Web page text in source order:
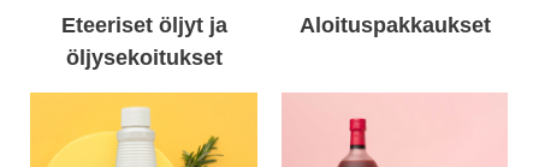
Eteeriset öljyt ja
öljysekoitukset
Aloituspakkaukset